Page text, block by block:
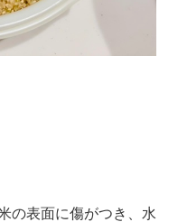
の表面に傷がつき、水